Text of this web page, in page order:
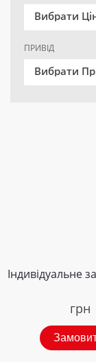
Вибрати
ПРИВІД
Вибрати
Індивідуальне
грн